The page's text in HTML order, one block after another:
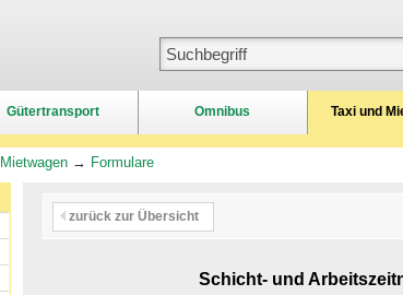
Gütertransport Omnibus Taxi und
→ Formulare
zurück zur Übersicht
Schicht- und